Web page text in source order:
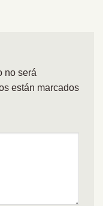
no será
están marcados